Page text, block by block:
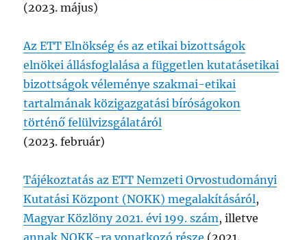
(2023. május)
Az ETT Elnökség és az etikai bizottságok
elnökei állásfoglalása a független kutatásetikai
bizottságok véleménye szakmai-etikai
tartalmának közigazgatási bíróságokon
történő felülvizsgálatáról
(2023. február)
Tájékoztatás az ETT Nemzeti Orvostudományi
Kutatási Központ (NOKK) megalakításáról,
Magyar Közlöny 2021. évi 199. szám, illetve